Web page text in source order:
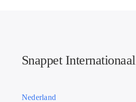
Snappet Internationaal
Nederland